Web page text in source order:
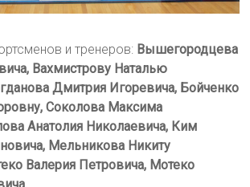
и тренеров: Вышегородцева
Вахмистрову Наталью
Дмитрия Игоревича, Бойченко
Соколова Максима
Анатолия Николаевича, Ким
Мельникова Никиту
Валерия Петровича, Мотеко